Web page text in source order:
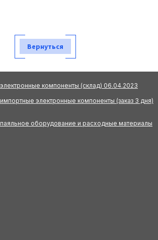
Вернуться
компоненты (склад) 06.04.2023
электронные компоненты (заказ 3 дня)
оборудование и расходные материалы